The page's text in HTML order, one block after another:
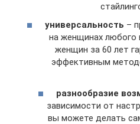
универсальность –
на женщинах любого
женщин за 60 лет
эффективным
разнообразие
зависимости от
вы можете делать